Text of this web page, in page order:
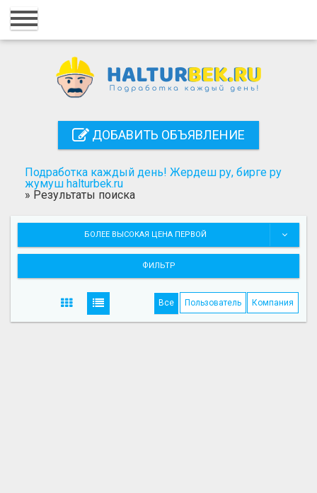
Главная
Регистрация
Поиск
ДОБАВИТЬ ОБЪЯВЛЕНИЕ
Подработка каждый день! Жердеш ру, бирге ру
жумуш halturbek.ru
» Результаты поиска
БОЛЕЕ ВЫСОКАЯ ЦЕНА ПЕРВОЙ
ФИЛЬТР
Все Пользователь Компания